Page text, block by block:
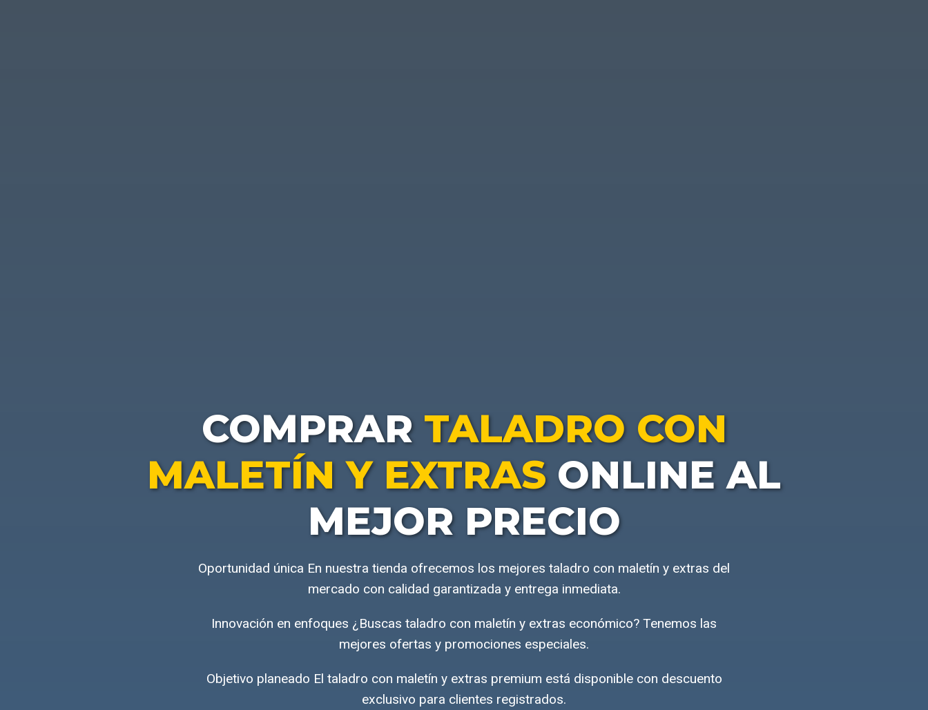
COMPRAR TALADRO CON
MALETÍN Y EXTRASONLINE AL
MEJOR PRECIO
Oportunidad única En nuestra tienda ofrecemos los mejores taladro con maletín y extras del
mercado con calidad garantizada y entrega inmediata.
Innovación en enfoques ¿Buscas taladro con maletín y extras económico? Tenemos las
mejores ofertas y promociones especiales.
Objetivo planeado El taladro con maletín y extras premium está disponible con descuento
exclusivo para clientes registrados.